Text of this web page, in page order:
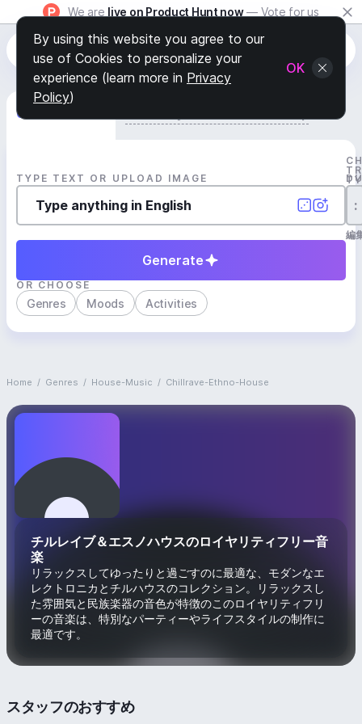
We are live on Product Hunt now — Vote for us
Generate Track
TYPE TEXT OR UPLOAD IMAGE
:
編
Generate
OR CHOOSE
Genres Moods Activities
Home / Genres / House-Music / Chillrave-Ethno-House
チルレイブ＆エスノハウスのロイヤリティフリー音
楽
リラックスしてゆったりと過ごすのに最適な、モダンなエ
レクトロニカとチルハウスのコレクション。リラックスし
た雰囲気と民族楽器の音色が特徴のこのロイヤリティフリ
ーの音楽は、特別なパーティーやライフスタイルの制作に
最適です。
スタッフのおすすめ
By using this website you agree to our
use of Cookies to personalize your
experience (learn more in Privacy
Policy)
OK